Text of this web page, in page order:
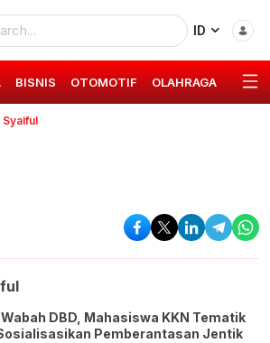
ID
BISNIS OTOMOTIF OLAHRAGA GAYA
Syaiful
DBD, Mahasiswa KKN Tematik
Pemberantasan Jentik